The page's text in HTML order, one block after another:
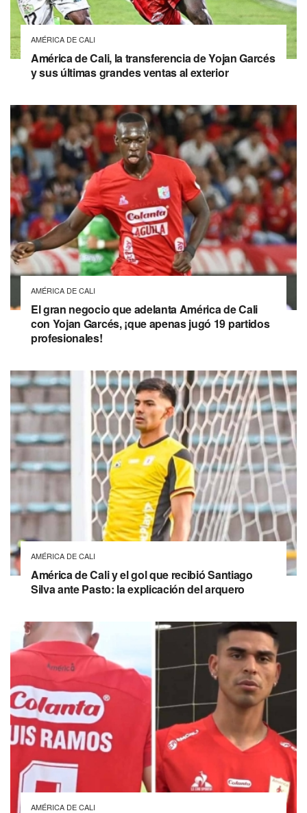
AMÉRICA DE CALI
América de Cali, la transferencia de Yojan Garcés
y sus últimas grandes ventas al exterior
AMÉRICA DE CALI
El gran negocio que adelanta América de Cali
con Yojan Garcés, ¡que apenas jugó 19 partidos
profesionales!
AMÉRICA DE CALI
América de Cali y el gol que recibió Santiago
Silva ante Pasto: la explicación del arquero
AMÉRICA DE CALI